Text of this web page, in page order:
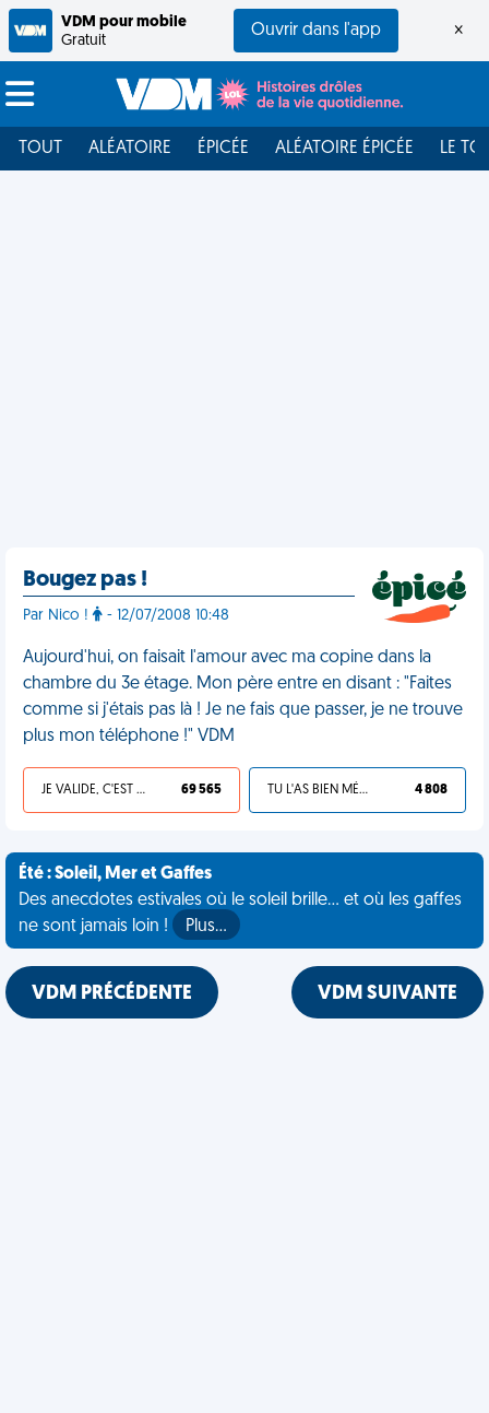
VDM pour mobile
Gratuit
Ouvrir dans l'app ×
TOUT ALÉATOIRE ÉPICÉE ALÉATOIRE ÉPICÉE LE
Bougez pas !
Par Nico ! - 12/07/2008 10:48
Aujourd'hui, on faisait l'amour avec ma copine dans la
chambre du 3e étage. Mon père entre en disant : "Faites
comme si j'étais pas là ! Je ne fais que passer, je ne trouve
plus mon téléphone !" VDM
JE VALIDE, C'EST UNE VDM 69 565 TU L'AS BIEN MÉRITÉ 4 808
Été : Soleil, Mer et Gaffes
Des anecdotes estivales où le soleil brille... et où les gaffes
ne sont jamais loin !
Plus…
VDM PRÉCÉDENTE VDM SUIVANTE